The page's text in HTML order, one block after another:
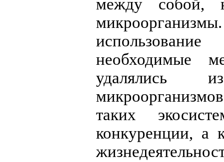
между собой,
необходимые
удалялись
таких
конкуренции, а